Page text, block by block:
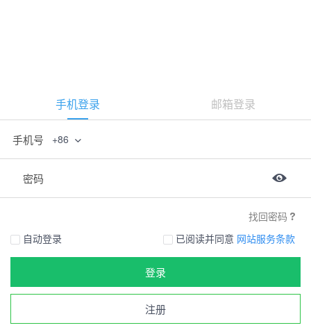
手机登录 邮箱登录
手机号 +86
密码
找回密码
自动登录
已阅读并同意 网站服务条款
登录
注册